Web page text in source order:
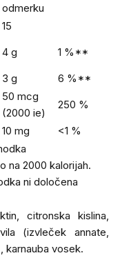
odmerku
15
4 g
1 %**
3 g
6 %**
50 mcg
(2000 ie)
250 %
10 mg
<1 %
na 2000 kalorijah.
ni določena
citronska kislina,
(izvleček annate,
vosek.